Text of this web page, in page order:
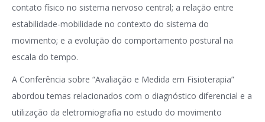
contato físico no sistema nervoso central; a relação entre
estabilidade-mobilidade no contexto do sistema do
movimento; e a evolução do comportamento postural na
escala do tempo.
A Conferência sobre “Avaliação e Medida em Fisioterapia”
abordou temas relacionados com o diagnóstico diferencial e a
utilização da eletromiografia no estudo do movimento